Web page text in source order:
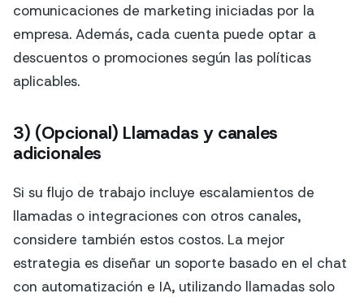
comunicaciones de marketing iniciadas por la
empresa. Además, cada cuenta puede optar a
descuentos o promociones según las políticas
aplicables.
3) (Opcional) Llamadas y canales
adicionales
Si su flujo de trabajo incluye escalamientos de
llamadas o integraciones con otros canales,
considere también estos costos. La mejor
estrategia es diseñar un soporte basado en el chat
con automatización e IA, utilizando llamadas solo